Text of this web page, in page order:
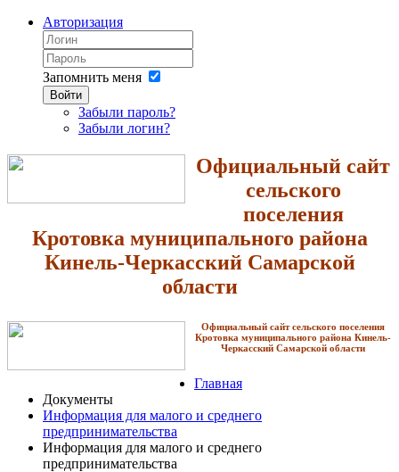
Авторизация
Запомнить меня
Войти
Забыли пароль?
Забыли логин?
Официальный сайт
сельского
поселения
Кротовка муниципального района
Кинель-Черкасский Самарской
области
Официальный сайт сельского поселения
Кротовка муниципального района Кинель-
Черкасский Самарской области
Главная
Документы
Информация для малого и среднего
предпринимательства
Информация для малого и среднего
предпринимательства